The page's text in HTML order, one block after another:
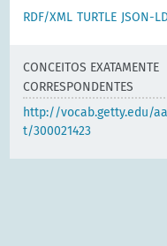
RDF/XML TURTLE JSON-
CONCEITOS EXATAMENTE
CORRESPONDENTES
http://vocab.getty.edu/aa
t/300021423